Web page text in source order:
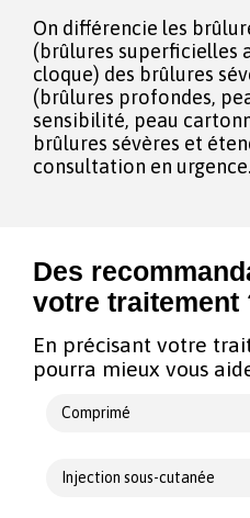
On différencie les
(brûlures superficielles
cloque) des brûlures
(brûlures profondes,
sensibilité, peau
brûlures sévères et
consultation en urgence.
Des
votre traitement
En précisant votre
pourra mieux vous
Comprimé
Injection sous-cutanée